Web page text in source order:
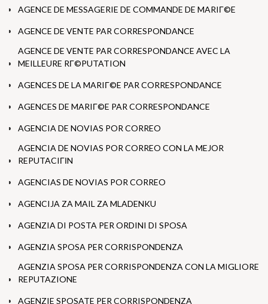
AGENCE DE MESSAGERIE DE COMMANDE DE MARIГ©E
AGENCE DE VENTE PAR CORRESPONDANCE
AGENCE DE VENTE PAR CORRESPONDANCE AVEC LA
MEILLEURE RГ©PUTATION
AGENCES DE LA MARIГ©E PAR CORRESPONDANCE
AGENCES DE MARIГ©E PAR CORRESPONDANCE
AGENCIA DE NOVIAS POR CORREO
AGENCIA DE NOVIAS POR CORREO CON LA MEJOR
REPUTACIГІN
AGENCIAS DE NOVIAS POR CORREO
AGENCIJA ZA MAIL ZA MLADENKU
AGENZIA DI POSTA PER ORDINI DI SPOSA
AGENZIA SPOSA PER CORRISPONDENZA
AGENZIA SPOSA PER CORRISPONDENZA CON LA MIGLIORE
REPUTAZIONE
AGENZIE SPOSATE PER CORRISPONDENZA